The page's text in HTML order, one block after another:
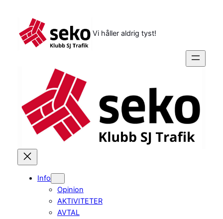
innehåll
Vi håller aldrig tyst!
Info
Opinion
AKTIVITETER
AVTAL